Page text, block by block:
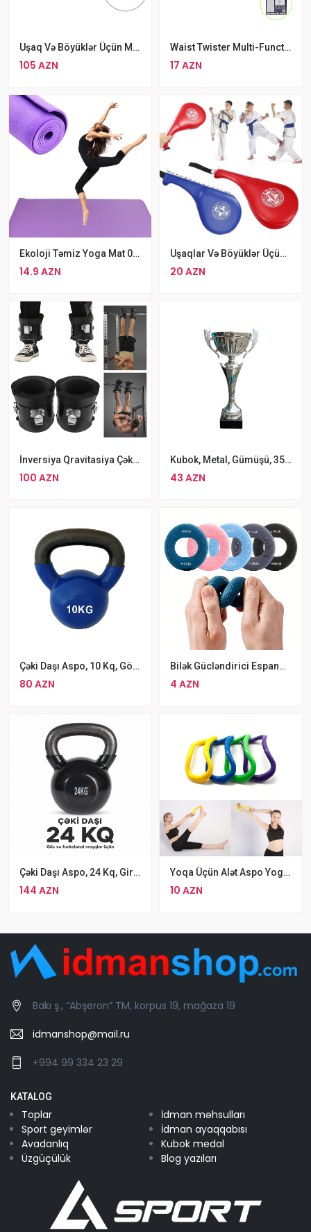
Uşaq Və Böyüklər Üçün Məşq Batutu Aşınmaya Davamlı Fitness Batut
105 AZN
Waist Twister Multi-Functional Yoqa Diski Bel Incəldici Disk
17 AZN
Ekoloji Təmiz Yoga Mat 0.4 Mm Nəmə Davamlı Yoga Mat
14.9 AZN
Uşaqlar Və Böyüklər Üçün Karate Məşq Lapası Taekwondo Ayaq Hədəfi Lapası
20 AZN
İnversiya Qravitasiya Çəkmələri
100 AZN
Kubok, Metal, Gümüşü, 35 Sm
43 AZN
Çəki Daşı Aspo, 10 Kq, Göy/qara Gira
80 AZN
Bilək Gücləndirici Espander Silicone Grip Ring
4 AZN
Çəki Daşı Aspo, 24 Kq, Gira Qara
144 AZN
Yoqa Üçün Alət Aspo Yoga-Ring, Uzunluğu 23 Sm, İstenilən Çeşiddə
10 AZN
Bakı ş., “Abşeron” TM, korpus 19, mağaza 19
idmanshop@mail.ru
+994 99 334 23 29
KATALOG
Toplar
İdman məhsulları
Sport geyimlər
İdman ayaqqabısı
Avadanlıq
Kubok medal
Üzgüçülük
Blog yazıları